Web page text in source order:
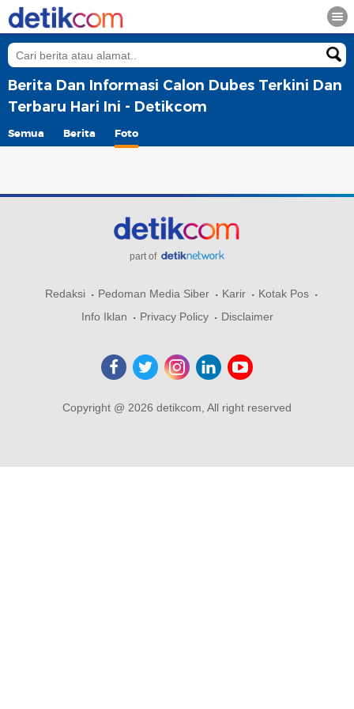
Berita Dan Informasi Calon Dubes Terkini Dan
Terbaru Hari Ini - Detikcom
Semua Berita Foto
part of
Redaksi Pedoman Media Siber Karir
Kotak Pos
Info Iklan
Privacy Policy Disclaimer
Copyright @ 2026 detikcom, All right reserved